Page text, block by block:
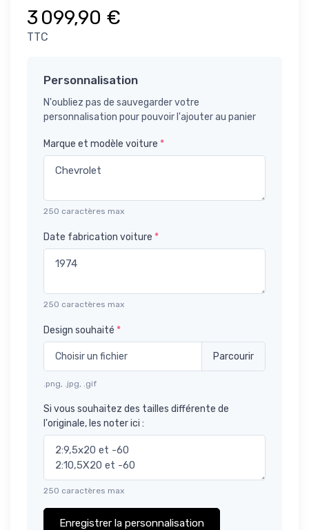
3 099,90 €
TTC
Personnalisation
N'oubliez pas de sauvegarder votre
personnalisation pour pouvoir l'ajouter au panier
Marque et modèle voiture *
250 caractères max
Date fabrication voiture *
250 caractères max
Design souhaité *
Choisir un fichier
.png, .jpg, .gif
Si vous souhaitez des tailles différente de
l'originale, les noter ici :
250 caractères max
Enregistrer la personnalisation